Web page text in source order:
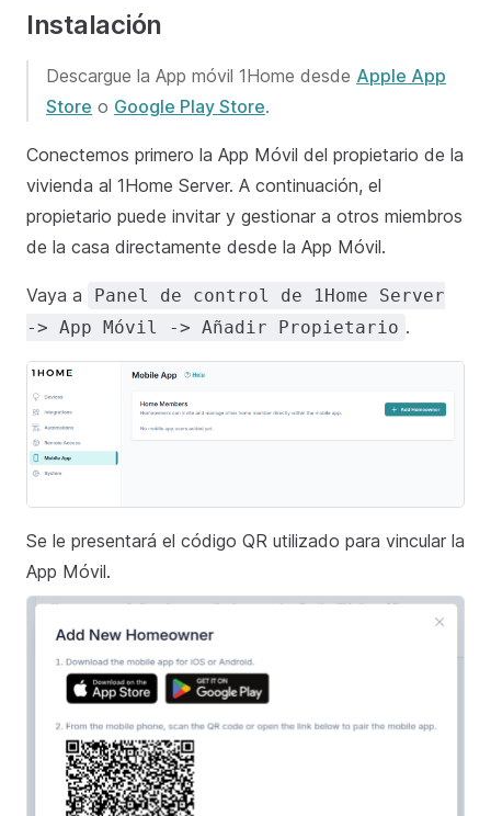
Instalación
Descargue la App móvil 1Home desde Apple App
Store o Google Play Store.
Conectemos primero la App Móvil del propietario de la
vivienda al 1Home Server. A continuación, el
propietario puede invitar y gestionar a otros miembros
de la casa directamente desde la App Móvil.
Vaya a
Panel de control de 1Home Server
-> App Móvil -> Añadir Propietario .
Se le presentará el código QR utilizado para vincular la
App Móvil.